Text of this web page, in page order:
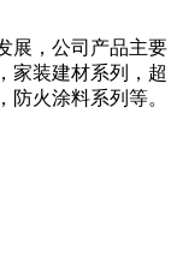
展，公司产品主要
家装建材系列，超
火涂料系列等。